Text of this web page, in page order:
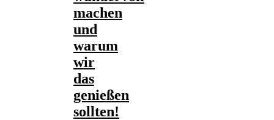
machen
und
warum
wir
das
genießen
sollten!